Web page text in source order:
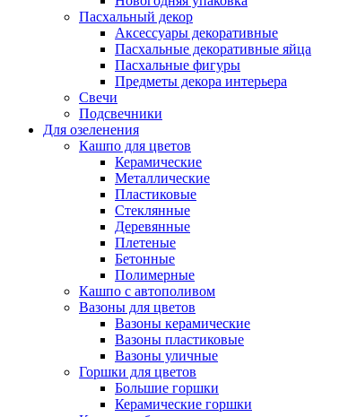
Пасхальный декор
Аксессуары декоративные
Пасхальные декоративные яйца
Пасхальные фигуры
Предметы декора интерьера
Свечи
Подсвечники
Для озеленения
Кашпо для цветов
Керамические
Металлические
Пластиковые
Стеклянные
Деревянные
Плетеные
Бетонные
Полимерные
Кашпо с автополивом
Вазоны для цветов
Вазоны керамические
Вазоны пластиковые
Вазоны уличные
Горшки для цветов
Большие горшки
Керамические горшки